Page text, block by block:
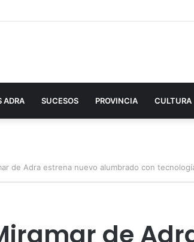
ADRA SUCESOS PROVINCIA CULTURA
de Adra estrena nuevo alumbrado con
de